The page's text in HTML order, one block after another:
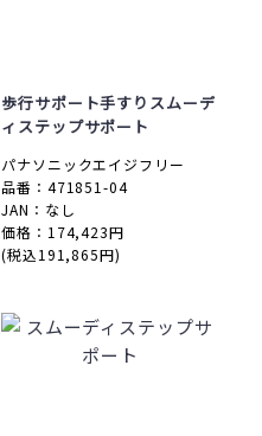
歩行サポート手すりスムーデ
ィステップサポート
パナソニックエイジフリー
品番：471851-04
JAN：なし
価格：174,423円
(税込191,865円)